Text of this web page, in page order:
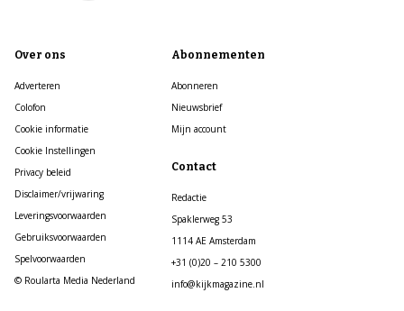
Over ons
Adverteren
Colofon
Cookie informatie
Cookie Instellingen
Privacy beleid
Disclaimer/vrijwaring
Leveringsvoorwaarden
Gebruiksvoorwaarden
Spelvoorwaarden
© Roularta Media Nederland
Abonnementen
Abonneren
Nieuwsbrief
Mijn account
Contact
Redactie
Spaklerweg 53
1114 AE Amsterdam
+31 (0)20 – 210 5300
info@kijkmagazine.nl